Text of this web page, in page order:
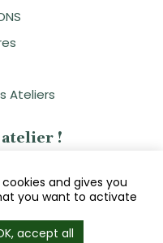
Ateliers
!
Clavier - Réalisé par
| Politique de confidentialité
and gives you
you want to activate
accept all